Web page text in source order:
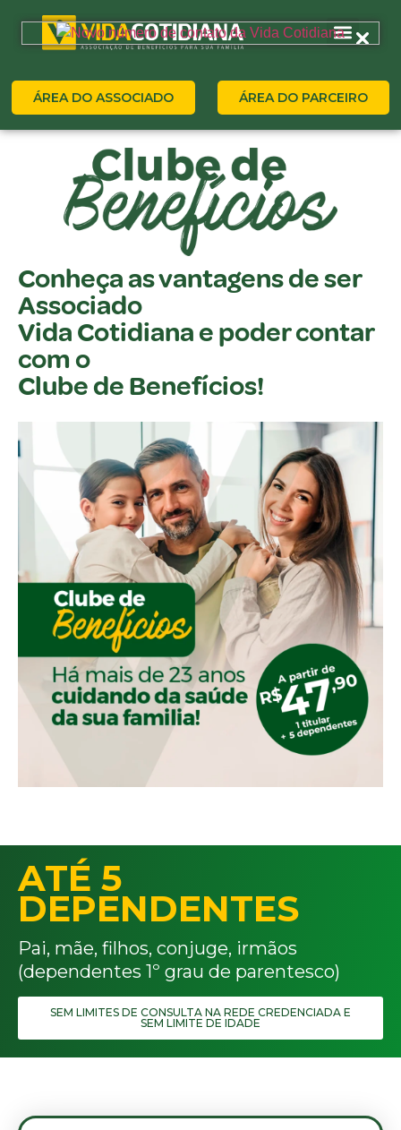
ÁREA DO ASSOCIADO ÁREA DO PARCEIRO
Conheça as vantagens de ser
Associado
Vida Cotidiana e poder contar
com o
Clube de Benefícios!
ATÉ 5
DEPENDENTES
Pai, mãe, filhos, conjuge, irmãos
(dependentes 1º grau de parentesco)
SEM LIMITES DE CONSULTA NA REDE CREDENCIADA E
SEM LIMITE DE IDADE